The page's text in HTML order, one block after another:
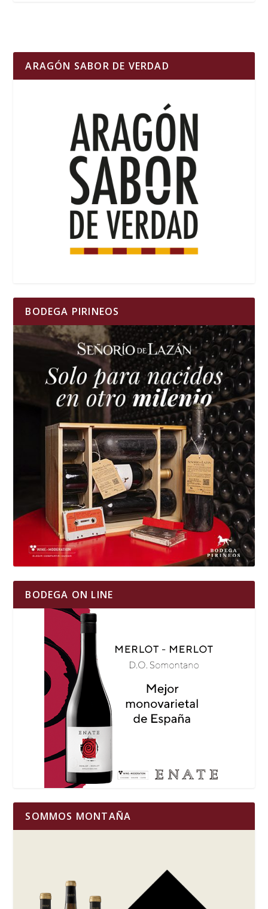
ARAGÓN SABOR DE VERDAD
BODEGA PIRINEOS
BODEGA ON LINE
SOMMOS MONTAÑA